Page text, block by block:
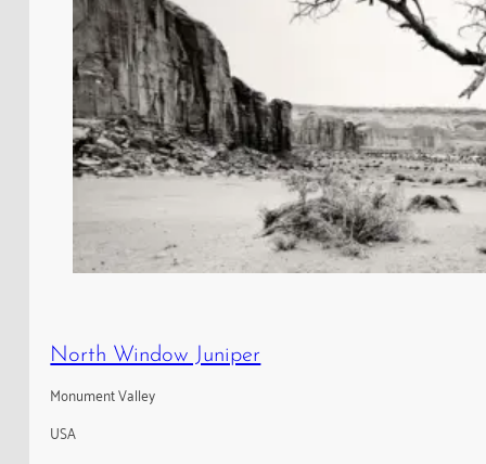
North Window Juniper
Monument Valley
USA